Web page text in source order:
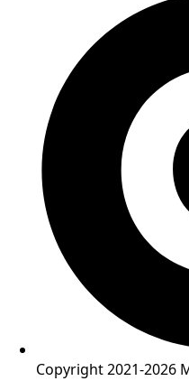
Copyright 2021-2026